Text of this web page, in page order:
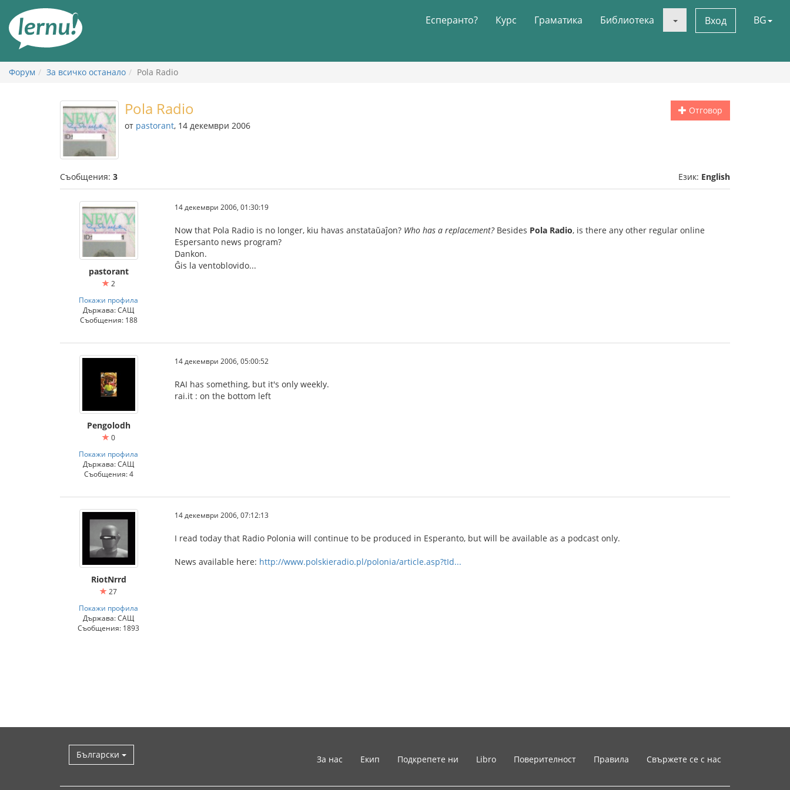
съдържанието
Есперанто? Курс Граматика Библиотека Вход BG
Форум За всичко останало Pola Radio
Отговор
Pola Radio
от pastorant, 14 декември 2006
Съобщения: 3 Език: English
pastorant
2
Покажи профила
Държава: САЩ
Съобщения: 188
14 декември 2006, 01:30:19
Now that Pola Radio is no longer, kiu havas anstataŭaĵon? Who has a replacement?Besides Pola Radio, is there any other regular online
Espersanto news program?
Dankon.
Ĝis la ventoblovido...
Pengolodh
0
Покажи профила
Държава: САЩ
Съобщения: 4
14 декември 2006, 05:00:52
RAI has something, but it's only weekly.
rai.it : on the bottom left
RiotNrrd
27
Покажи профила
Държава: САЩ
Съобщения: 1893
14 декември 2006, 07:12:13
I read today that Radio Polonia will continue to be produced in Esperanto, but will be available as a podcast only.
News available here: http://www.polskieradio.pl/polonia/article.asp?tId...
Български За нас Екип Подкрепете ни Libro Поверителност Правила Свържете се с нас